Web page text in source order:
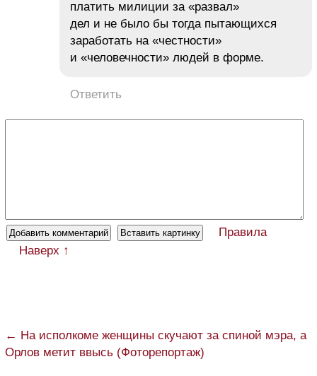
платить милиции за «развал»
дел и не было бы тогда пытающихся
заработать на «честности»
и «человечности» людей в форме.
Ответить
Правила
Наверх ↑
← На исполкоме женщины скучают за спиной мэра, а
Орлов метит ввысь (Фоторепортаж)